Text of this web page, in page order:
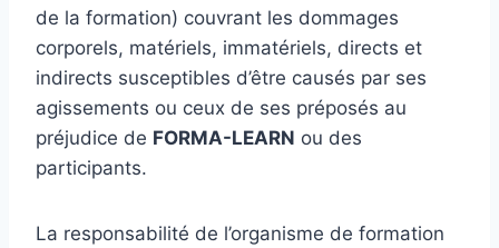
de la formation) couvrant les dommages
corporels, matériels, immatériels, directs et
indirects susceptibles d’être causés par ses
agissements ou ceux de ses préposés au
préjudice de FORMA-LEARN ou des
participants.
La responsabilité de l’organisme de formation